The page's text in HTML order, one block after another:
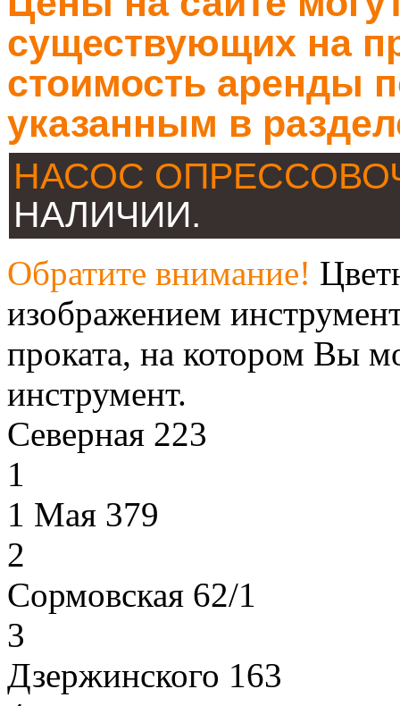
существующих на
стоимость аренды
указанным в
НАСОС
НАЛИЧИИ.
Обратите внимание!
изображением
проката, на котором Вы
инструмент.
Северная 223
1
1 Мая 379
2
Сормовская 62/1
3
Дзержинского 163